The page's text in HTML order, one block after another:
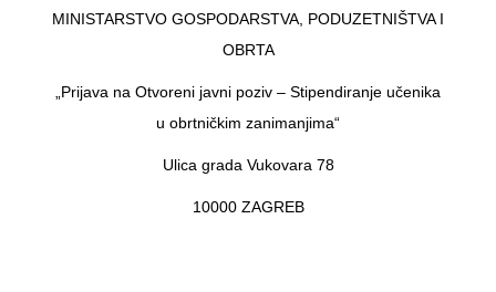
MINISTARSTVO GOSPODARSTVA, PODUZETNIŠTVA I
OBRTA
„Prijava na Otvoreni javni poziv – Stipendiranje učenika
u obrtničkim zanimanjima“
Ulica grada Vukovara 78
10000 ZAGREB